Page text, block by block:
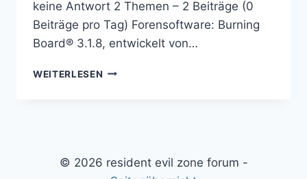
keine Antwort 2 Themen – 2 Beiträge (0
Beiträge pro Tag) Forensoftware: Burning
Board® 3.1.8, entwickelt von…
WEITERLESEN RESIDENT
RESIDENT
EVIL
© 2026 resident evil zone forum -